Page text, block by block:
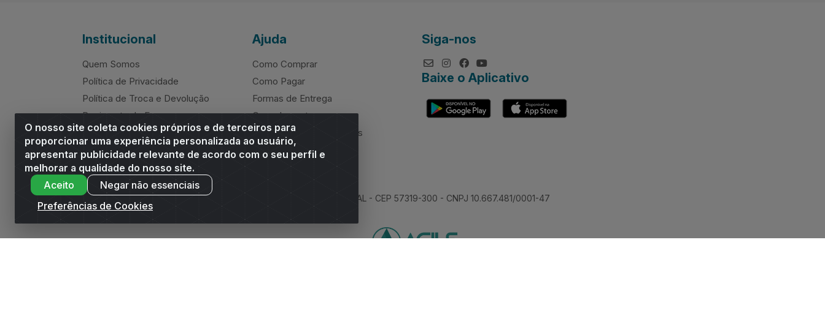
O nosso site coleta cookies próprios e de terceiros para
proporcionar uma experiência personalizada ao usuário,
apresentar publicidade relevante de acordo com o seu perfil e
melhorar a qualidade do nosso site.
Aceito
Negar não essenciais
Preferências de Cookies
Institucional
Quem Somos
Política de Privacidade
Política de Troca e Devolução
Regimento do E-commerce
Andrade Online
Ajuda
Como Comprar
Como Pagar
Formas de Entrega
Cancelamentos
Ressarcimento de valores
Siga-nos
Baixe o Aplicativo
Andrade Distribuidor - ROD AL 110, n° 1401 - Sitio Moco, Arapiraca/AL - CEP 57319-300 - CNPJ 10.667.481/0001-47